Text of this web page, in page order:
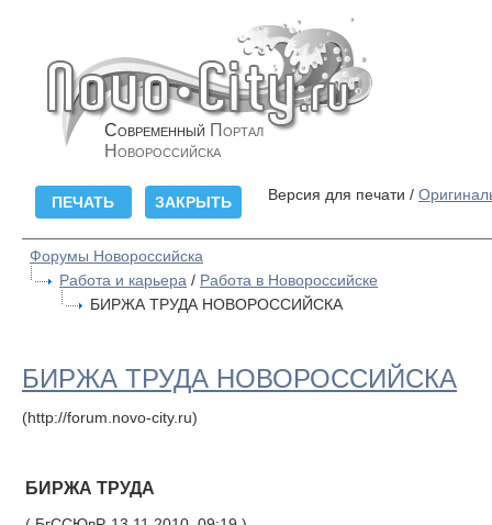
Современный Портал
Новороссийска
Версия для печати /
Форумы Новороссийска
Работа и карьера / Работа в Новороссийске
БИРЖА ТРУДА НОВОРОССИЙСКА
БИРЖА ТРУДА НОВОРОССИЙСКА
(http://forum.novo-city.ru)
БИРЖА ТРУДА